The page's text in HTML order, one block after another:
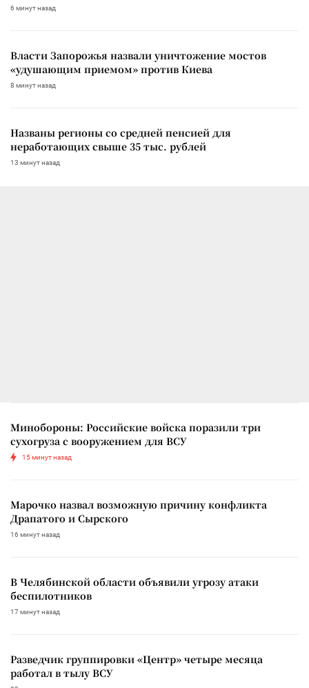
6 минут назад
Власти Запорожья назвали уничтожение мостов
«удушающим приемом» против Киева
8 минут назад
Названы регионы со средней пенсией для
неработающих свыше 35 тыс. рублей
13 минут назад
Минобороны: Российские войска поразили три
сухогруза с вооружением для ВСУ
15 минут назад
Марочко назвал возможную причину конфликта
Драпатого и Сырского
16 минут назад
В Челябинской области объявили угрозу атаки
беспилотников
17 минут назад
Разведчик группировки «Центр» четыре месяца
работал в тылу ВСУ